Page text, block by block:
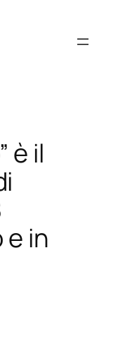
è il
in